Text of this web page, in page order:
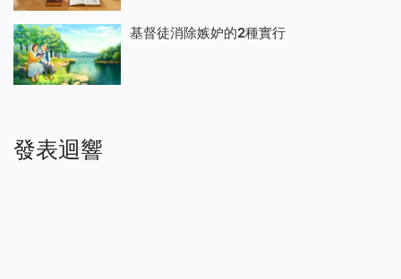
基督徒消除嫉妒的2種實行
發表迴響